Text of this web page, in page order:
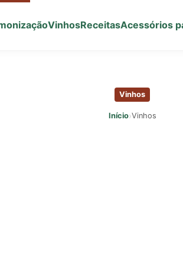
VinhosReceitasAcessórios
Vinhos
Início›Vinhos